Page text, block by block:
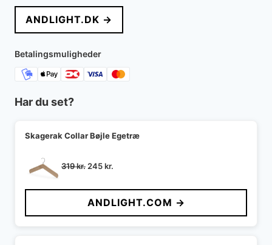
pris
var:
5.195 kr..
pris
er:
ANDLIGHT.DK →
Betalingsmuligheder
Har du set?
Skagerak Collar Bøjle Egetræ
319kr. Den
pris
var:
319 kr..
245kr.
pris
er:
245 kr..
ANDLIGHT.COM →